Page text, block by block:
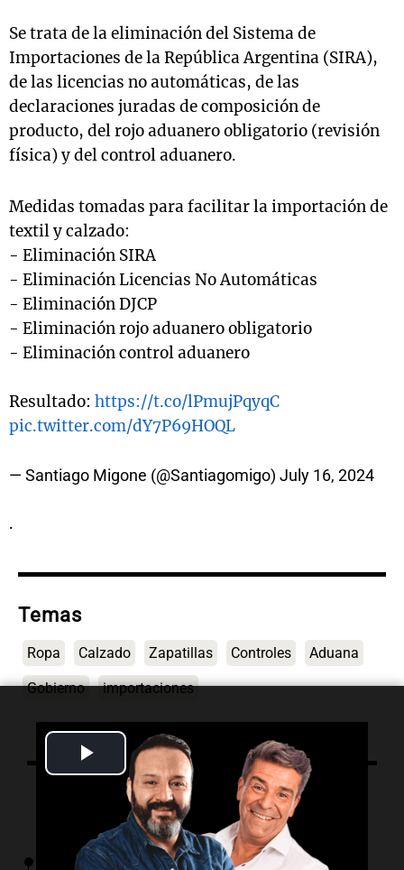
Play
Video
Se trata de la eliminación del Sistema de
Importaciones de la República Argentina (SIRA),
de las licencias no automáticas, de las
declaraciones juradas de composición de
producto, del rojo aduanero obligatorio (revisión
física) y del control aduanero.
Medidas tomadas para facilitar la importación de
textil y calzado:
- Eliminación SIRA
- Eliminación Licencias No Automáticas
- Eliminación DJCP
- Eliminación rojo aduanero obligatorio
- Eliminación control aduanero
Resultado: https://t.co/lPmujPqyqC
pic.twitter.com/dY7P69HOQL
— Santiago Migone (@Santiagomigo) July 16, 2024
.
Temas
Ropa Calzado Zapatillas Controles Aduana
Gobierno importaciones
Lo último
22:34 Congreso Aapresid 2026